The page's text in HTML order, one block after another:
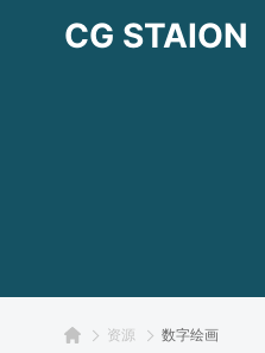
CG STAION
资源 数字绘画